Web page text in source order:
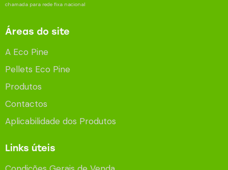
chamada para rede fixa nacional
Áreas do site
A Eco Pine
Pellets Eco Pine
Produtos
Contactos
Aplicabilidade dos Produtos
Links úteis